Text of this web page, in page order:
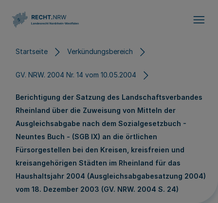
Startseite Verkündungsbereich
GV. NRW. 2004 Nr. 14 vom 10.05.2004
Berichtigung der Satzung des Landschaftsverbandes
Rheinland über die Zuweisung von Mitteln der
Ausgleichsabgabe nach dem Sozialgesetzbuch -
Neuntes Buch - (SGB IX) an die örtlichen
Fürsorgestellen bei den Kreisen, kreisfreien und
kreisangehörigen Städten im Rheinland für das
Haushaltsjahr 2004 (Ausgleichsabgabesatzung 2004)
vom 18. Dezember 2003 (GV. NRW. 2004 S. 24)